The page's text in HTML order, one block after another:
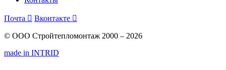
Почта  Вконтакте 
© ООО Стройтепломонтаж 2000 – 2026
made in INTRID